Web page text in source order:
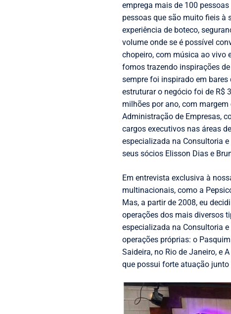
emprega mais de 100
pessoas que são muito fieis à
experiência de boteco,
volume onde se é possível
chopeiro, com música ao vivo
fomos trazendo inspirações
sempre foi inspirado em
estruturar o negócio foi de R$
milhões por ano, com margem
Administração de Empresas,
cargos executivos nas áreas
especializada na Consultoria
seus sócios Elisson Dias e
Em entrevista exclusiva à
multinacionais, como a
Mas, a partir de 2008, eu
operações dos mais diversos
especializada na Consultoria
operações próprias: o
Saideira, no Rio de Janeiro, e
que possui forte atuação junto